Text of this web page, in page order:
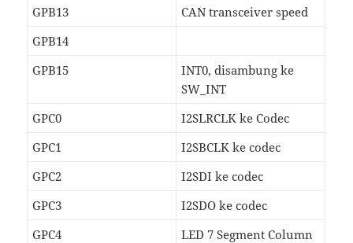
GPB13
CAN transceiver speed
GPB14
GPB15
INT0, disambung ke
SW_INT
GPC0
I2SLRCLK ke Codec
GPC1
I2SBCLK ke codec
GPC2
I2SDI ke codec
GPC3
I2SDO ke codec
GPC4
LED 7 Segment Column